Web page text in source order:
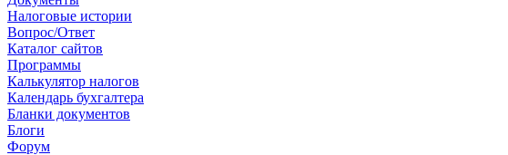
Налоговые истории
Вопрос/Ответ
Каталог сайтов
Программы
Калькулятор налогов
Календарь бухгалтера
Бланки документов
Блоги
Форум